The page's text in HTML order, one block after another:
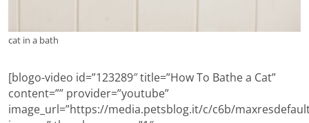
cat in a bath
[blogo-video id=”123289″ title=”How To Bathe a Cat”
content=”” provider=”youtube”
image_url=”https://media.petsblog.it/c/c6b/